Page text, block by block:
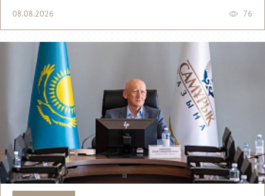
08.08.2026 76